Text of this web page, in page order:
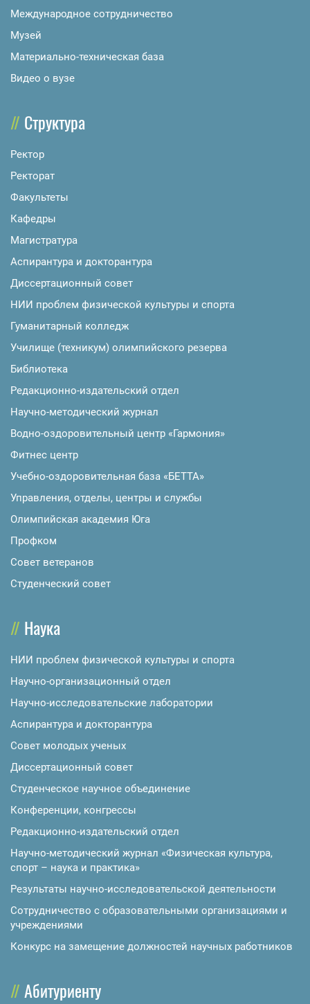
Международное сотрудничество
Музей
Материально-техническая база
Видео о вузе
Структура
Ректор
Ректорат
Факультеты
Кафедры
Магистратура
Аспирантура и докторантура
Диссертационный совет
НИИ проблем физической культуры и спорта
Гуманитарный колледж
Училище (техникум) олимпийского резерва
Библиотека
Редакционно-издательский отдел
Научно-методический журнал
Водно-оздоровительный центр «Гармония»
Фитнес центр
Учебно-оздоровительная база «БЕТТА»
Управления, отделы, центры и службы
Олимпийская академия Юга
Профком
Совет ветеранов
Студенческий совет
Наука
НИИ проблем физической культуры и спорта
Научно-организационный отдел
Научно-исследовательские лаборатории
Аспирантура и докторантура
Совет молодых ученых
Диссертационный совет
Студенческое научное объединение
Конференции, конгрессы
Редакционно-издательский отдел
Научно-методический журнал «Физическая культура,
спорт – наука и практика»
Результаты научно-исследовательской деятельности
Сотрудничество с образовательными организациями и
учреждениями
Конкурс на замещение должностей научных работников
Абитуриенту